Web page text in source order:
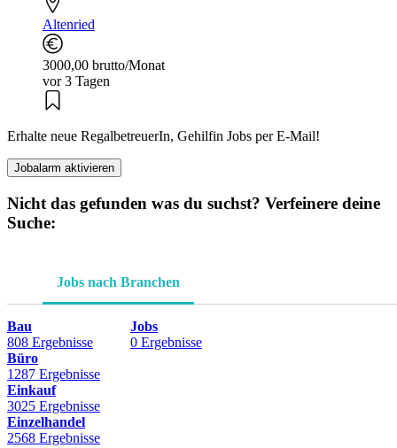
Altenried
3000,00 brutto/Monat
vor 3 Tagen
Erhalte neue RegalbetreuerIn, Gehilfin Jobs per E-Mail!
Jobalarm aktivieren
Nicht das gefunden was du suchst? Verfeinere deine
Suche:
Jobs nach Branchen
Bau
808 Ergebnisse
Büro
1287 Ergebnisse
Einkauf
3025 Ergebnisse
Einzelhandel
2568 Ergebnisse
Jobs
0 Ergebnisse